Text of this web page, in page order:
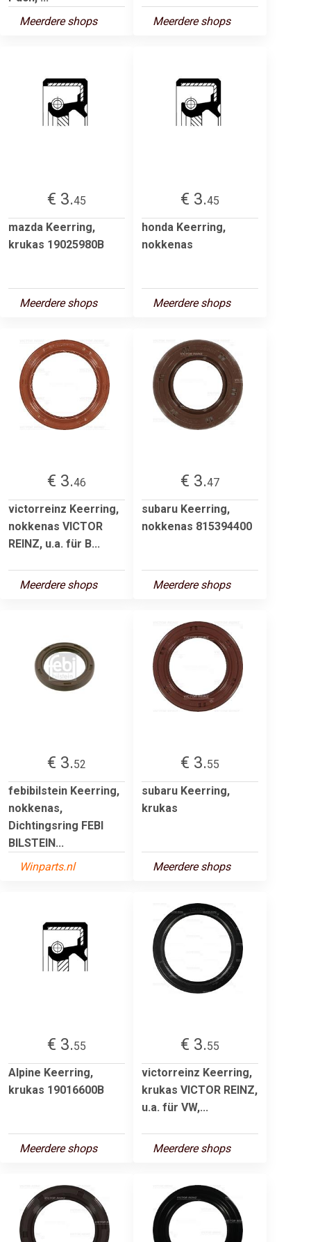
Meerdere shops
Meerdere shops
€ 3.45
mazda Keerring,
krukas 19025980B
Meerdere shops
€ 3.45
honda Keerring,
nokkenas
Meerdere shops
€ 3.46
victorreinz Keerring,
nokkenas VICTOR
REINZ, u.a. für B...
Meerdere shops
€ 3.47
subaru Keerring,
nokkenas 815394400
Meerdere shops
€ 3.52
febibilstein Keerring,
nokkenas,
Dichtingsring FEBI
BILSTEIN...
Winparts.nl
€ 3.55
subaru Keerring,
krukas
Meerdere shops
€ 3.55
Alpine Keerring,
krukas 19016600B
Meerdere shops
€ 3.55
victorreinz Keerring,
krukas VICTOR REINZ,
u.a. für VW,...
Meerdere shops